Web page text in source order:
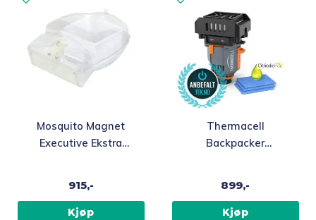
Mosquito Magnet
Executive Ekstra
915,-
Kjøp
Thermacell
Backpacker
899,-
Kjøp